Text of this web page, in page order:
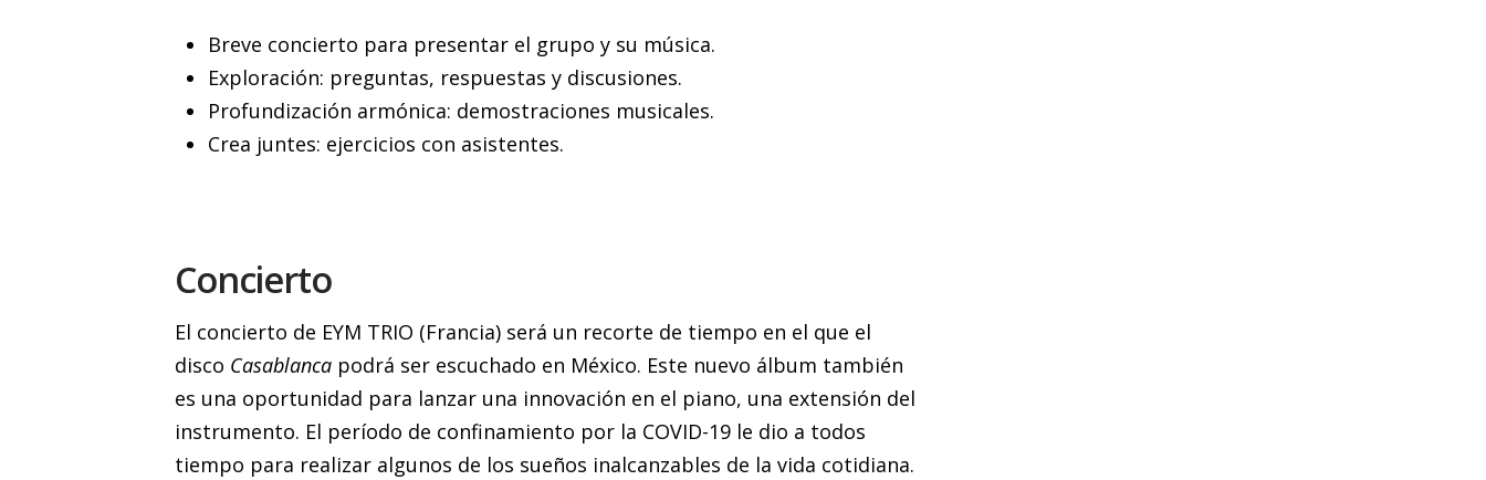
Breve concierto para presentar el grupo y su música.
Exploración: preguntas, respuestas y discusiones.
Profundización armónica: demostraciones musicales.
Crea juntes: ejercicios con asistentes.
Concierto
El concierto de EYM TRIO (Francia) será un recorte de tiempo en el que el
disco Casablancapodrá ser escuchado en México. Este nuevo álbum también
es una oportunidad para lanzar una innovación en el piano, una extensión del
instrumento. El período de confinamiento por la COVID-19 le dio a todos
tiempo para realizar algunos de los sueños inalcanzables de la vida cotidiana.